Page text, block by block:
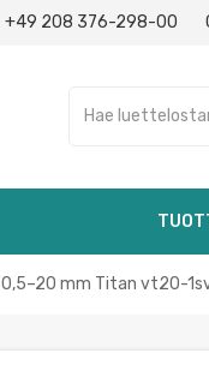
+49 208 376-298-00
mm Titan vt20-